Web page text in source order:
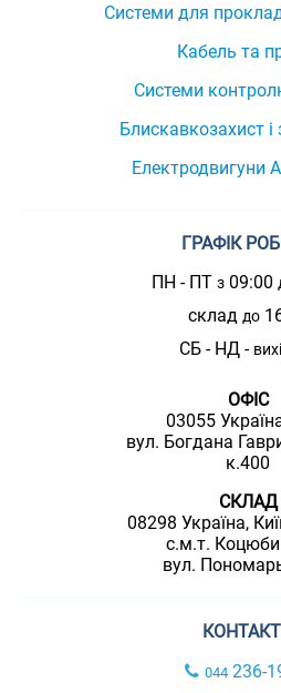
Системи для
Кабель та
Системи
Блискавкозахист
Електродвигуни
ГРАФІК
ПН - ПТ з 09:00
склад до
СБ - НД -
ОФІС
03055
вул. Богдана
к.400
СКЛАД
08298 Україна,
с.м.т.
вул.
044 236-